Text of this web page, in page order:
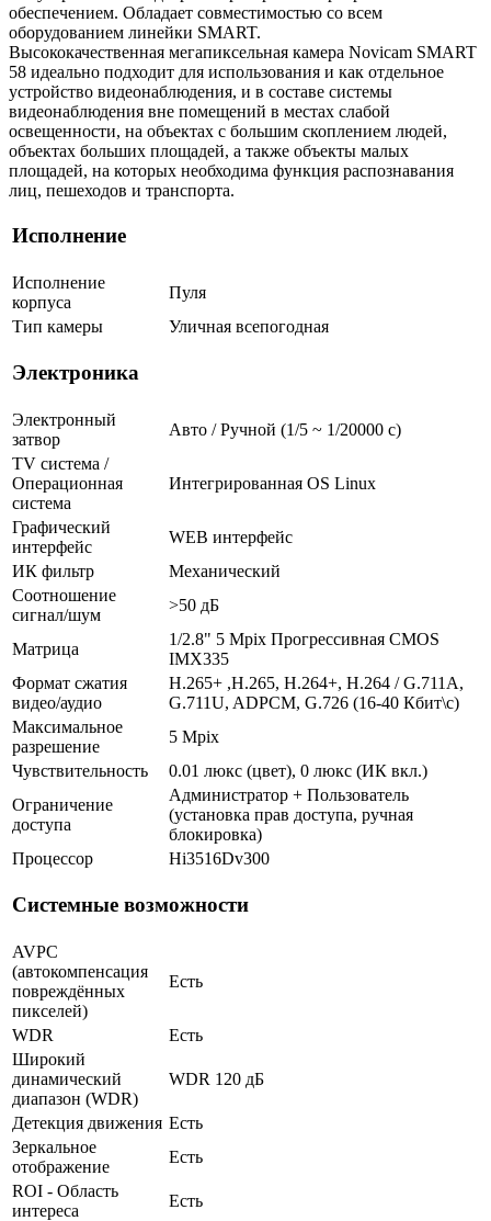
обеспечением. Обладает совместимостью со всем
оборудованием линейки SMART.
Высококачественная мегапиксельная камера Novicam SMART
58 идеально подходит для использования и как отдельное
устройство видеонаблюдения, и в составе системы
видеонаблюдения вне помещений в местах слабой
освещенности, на объектах с большим скоплением людей,
объектах больших площадей, а также объекты малых
площадей, на которых необходима функция распознавания
лиц, пешеходов и транспорта.
Исполнение
Исполнение
корпуса
Пуля
Тип камеры
Уличная всепогодная
Электроника
Электронный
затвор
Авто / Ручной (1/5 ~ 1/20000 с)
TV система /
Операционная
система
Интегрированная OS Linux
Графический
интерфейс
WEB интерфейс
ИК фильтр
Механический
Соотношение
сигнал/шум
>50 дБ
Матрица
1/2.8" 5 Mpix Прогрессивная CMOS
IMX335
Формат сжатия
видео/аудио
H.265+ ,H.265, H.264+, H.264 / G.711A,
G.711U, ADPCM, G.726 (16-40 Кбит\с)
Максимальное
разрешение
5 Mpix
Чувствительность
0.01 люкс (цвет), 0 люкс (ИК вкл.)
Ограничение
доступа
Администратор + Пользователь
(установка прав доступа, ручная
блокировка)
Процессор
Hi3516Dv300
Системные возможности
AVPC
(автокомпенсация
повреждённых
пикселей)
Есть
WDR
Есть
Широкий
динамический
диапазон (WDR)
WDR 120 дБ
Детекция движения Есть
Зеркальное
отображение
Есть
ROI - Область
интереса
Есть